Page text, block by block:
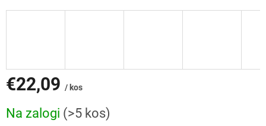
€22,09 / kos
mere:
Na zalogi (>5 kos)